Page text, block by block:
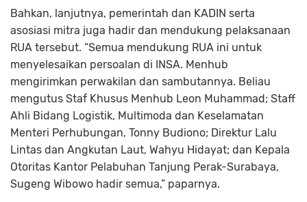
Bahkan, lanjutnya, pemerintah dan KADIN serta
asosiasi mitra juga hadir dan mendukung pelaksanaan
RUA tersebut. “Semua mendukung RUA ini untuk
menyelesaikan persoalan di INSA. Menhub
mengirimkan perwakilan dan sambutannya. Beliau
mengutus Staf Khusus Menhub Leon Muhammad; Staff
Ahli Bidang Logistik, Multimoda dan Keselamatan
Menteri Perhubungan, Tonny Budiono; Direktur Lalu
Lintas dan Angkutan Laut, Wahyu Hidayat; dan Kepala
Otoritas Kantor Pelabuhan Tanjung Perak-Surabaya,
Sugeng Wibowo hadir semua,” paparnya.